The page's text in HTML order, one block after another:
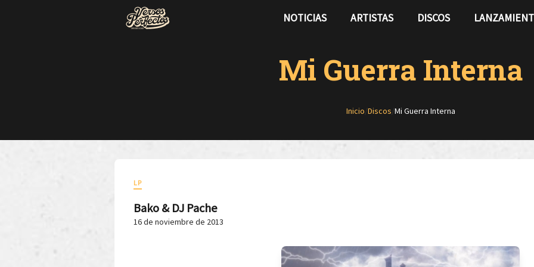
NOTICIAS ARTISTAS DISCOS
Mi Guerra Interna
Inicio/Discos/Mi Guerra Interna
LP
Bako & DJ Pache
16 de noviembre de 2013